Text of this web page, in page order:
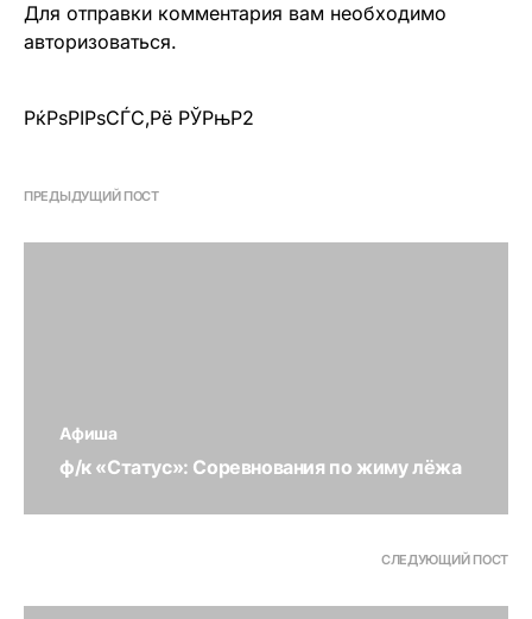
Для отправки комментария вам необходимо
авторизоваться.
РќРѕРІРѕСЃС‚Рё РЎРњР2
ПРЕДЫДУЩИЙ ПОСТ
Афиша
ф/к «Статус»: Соревнования по жиму лёжа
СЛЕДУЮЩИЙ ПОСТ